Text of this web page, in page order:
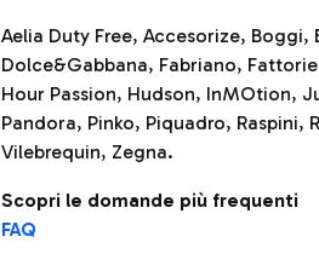
Aelia Duty Free, Accesorize,
Dolce&Gabbana, Fabriano,
Hour Passion, Hudson, InMOtion,
Pandora, Pinko, Piquadro, Raspini,
Vilebrequin, Zegna.
Scopri le domande più frequenti
FAQ